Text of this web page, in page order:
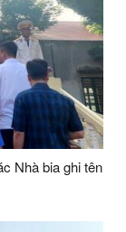
Nhà bia ghi tên